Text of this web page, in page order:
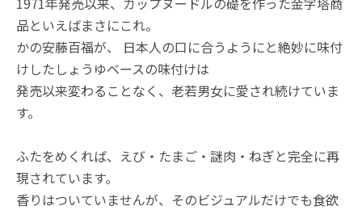
品といえばまさにこれ。
かの安藤百福が、 日本人の口に合うようにと絶妙に味付
けしたしょうゆベースの味付けは
発売以来変わることなく、老若男女に愛され続けていま
す。
ふたをめくれば、えび・たまご・謎肉・ねぎと完全に再
現されています。
香りはついていませんが、そのビジュアルだけでも食欲